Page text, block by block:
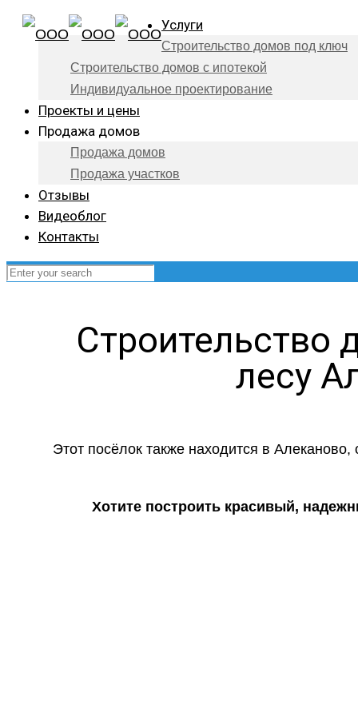
Услуги
Строительство домов под ключ
Строительство домов с ипотекой
Индивидуальное проектирование
Проекты и цены
Продажа домов
Продажа домов
Продажа участков
Отзывы
Видеоблог
Контакты
Строительство
лесу
Этот посёлок также находится в
Хотите построить красивый,